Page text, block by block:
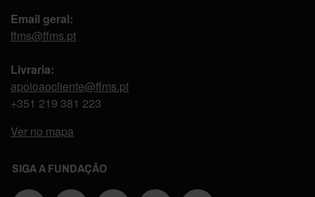
Email geral:
ffms@ffms.pt
Livraria:
apoioaocliente@ffms.pt
+351 219 381 223
Ver no mapa
SIGA A FUNDAÇÃO